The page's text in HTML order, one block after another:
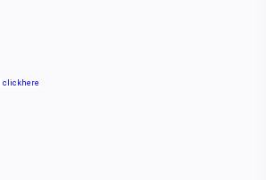
clickhere